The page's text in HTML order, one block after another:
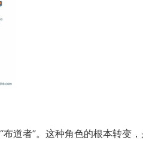
道者”。这种角色的根本转变